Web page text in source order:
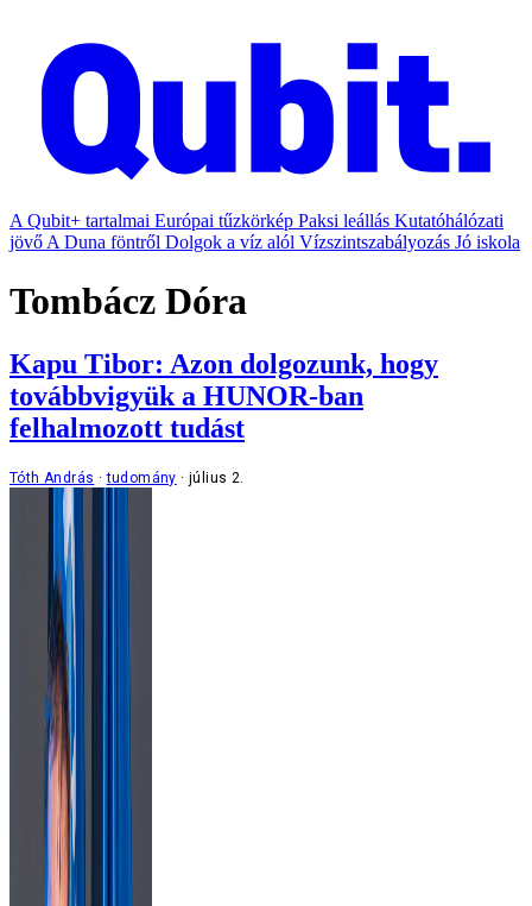
A Qubit+ tartalmai Európai tűzkörkép Paksi leállás Kutatóhálózati
jövő A Duna föntről Dolgok a víz alól Vízszintszabályozás Jó iskola
Tombácz Dóra
Kapu Tibor: Azon dolgozunk, hogy
továbbvigyük a HUNOR-ban
felhalmozott tudást
Tóth András tudomány július 2.